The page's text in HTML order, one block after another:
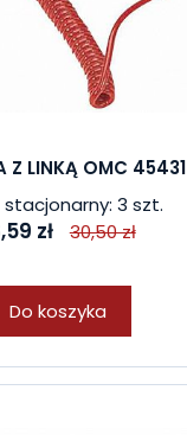
Z LINKĄ OMC 45431
stacjonarny: 3 szt.
zł 30,50 zł
Do koszyka